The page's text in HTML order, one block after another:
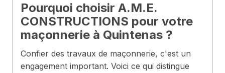
Pourquoi choisir A.M.E.
CONSTRUCTIONS pour votre
maçonnerie à Quintenas ?
Confier des travaux de maçonnerie, c'est un
engagement important. Voici ce qui distingue